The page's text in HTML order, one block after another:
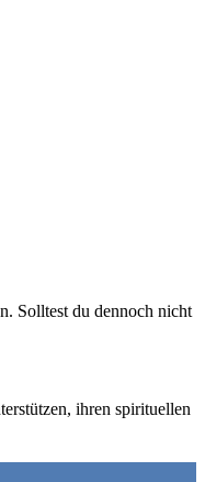
Solltest du dennoch nicht
ihren spirituellen